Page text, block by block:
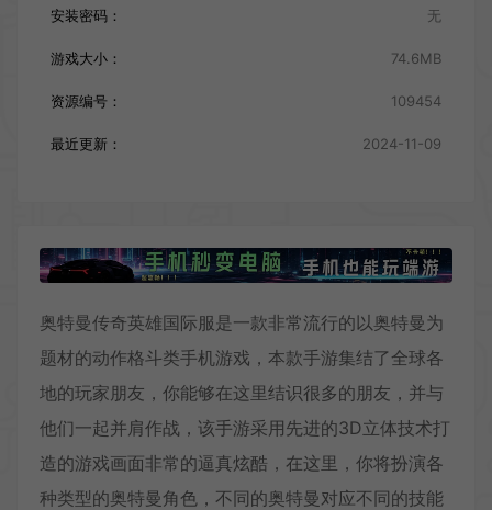
安装密码： 无
游戏大小： 74.6MB
资源编号： 109454
最近更新： 2024-11-09
奥特曼传奇英雄国际服是一款非常流行的以奥特曼为
题材的动作格斗类手机游戏，本款手游集结了全球各
地的玩家朋友，你能够在这里结识很多的朋友，并与
他们一起并肩作战，该手游采用先进的3D立体技术打
造的游戏画面非常的逼真炫酷，在这里，你将扮演各
种类型的奥特曼角色，不同的奥特曼对应不同的技能